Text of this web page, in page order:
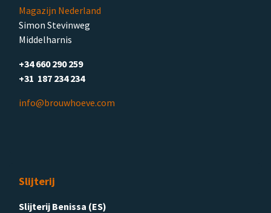
Magazijn Nederland
Simon Stevinweg
Middelharnis
+34 660 290 259
+31 187 234 234
info@brouwhoeve.com
Slijterij
Slijterij Benissa (ES)